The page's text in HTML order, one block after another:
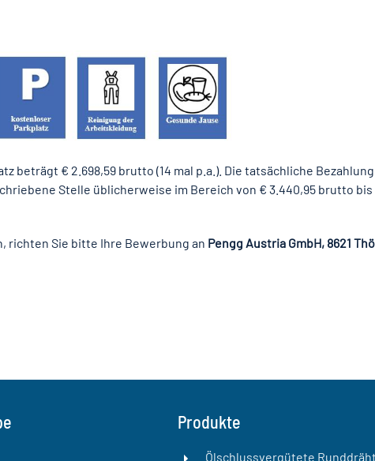
€ 2.698,59 brutto (14 mal p.a.). Die tatsächliche
Stelle üblicherweise im Bereich von € 3.440,95 brutto
richten Sie bitte Ihre Bewerbung an Pengg Austria GmbH, 8621
Produkte
Ölschlussvergütete